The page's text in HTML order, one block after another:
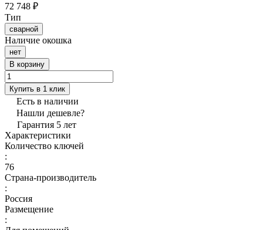
72 748 ₽
Тип
сварной
Наличие окошка
нет
В корзину
Купить в 1 клик
Есть в наличии
Нашли дешевле?
Гарантия 5 лет
Характеристики
Количество ключей
:
76
Страна-производитель
:
Россия
Размещение
: